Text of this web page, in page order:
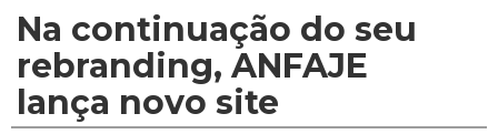
Na continuação do seu
rebranding, ANFAJE
lança novo site